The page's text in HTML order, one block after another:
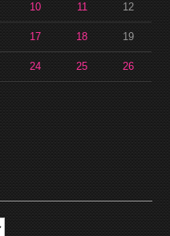
10 11 12
17 18 19
24 25 26